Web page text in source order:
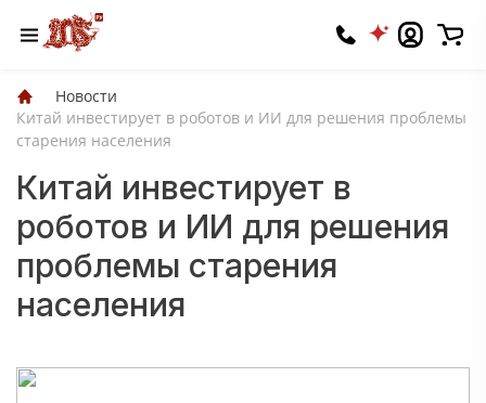
Новости
Китай инвестирует в роботов и ИИ для решения проблемы
старения населения
Китай инвестирует в
роботов и ИИ для решения
проблемы старения
населения